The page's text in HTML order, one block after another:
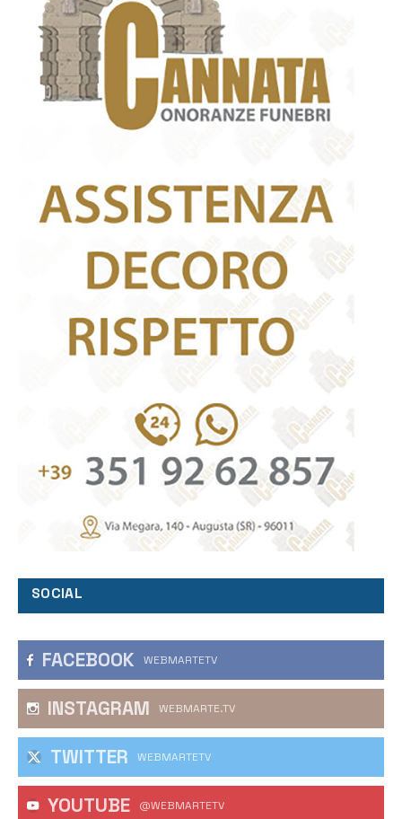
SOCIAL
FACEBOOK WEBMARTETV
INSTAGRAM WEBMARTE.TV
TWITTER WEBMARTETV
YOUTUBE @WEBMARTETV